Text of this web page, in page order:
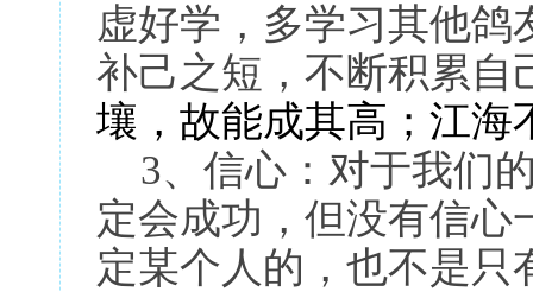
虚好学，多学习其他
补己之短，不断积累自
壤，故能成其高；江海
3、信心：对于我们
定会成功，但没有信心
定某个人的，也不是只